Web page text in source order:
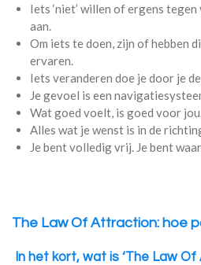
Iets ‘niet’ willen of ergens
aan.
Om iets te doen, zijn of hebben
ervaren.
Iets veranderen doe je door je
Je gevoel is een
Wat goed voelt, is goed voor
Alles wat je wenst is in de
Je bent volledig vrij. Je bent
The Law Of Attraction: hoe
In het kort, wat is ‘The Law